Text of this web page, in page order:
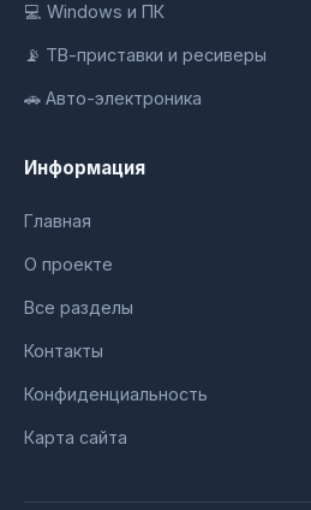
💻 Windows и ПК
📡 ТВ-приставки и ресиверы
🚗 Авто-электроника
Информация
Главная
О проекте
Все разделы
Контакты
Конфиденциальность
Карта сайта